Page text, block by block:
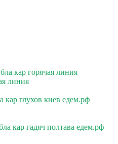
кар горячая линия
линия
кар глухов киев едем.рф
кар гадяч полтава едем.рф